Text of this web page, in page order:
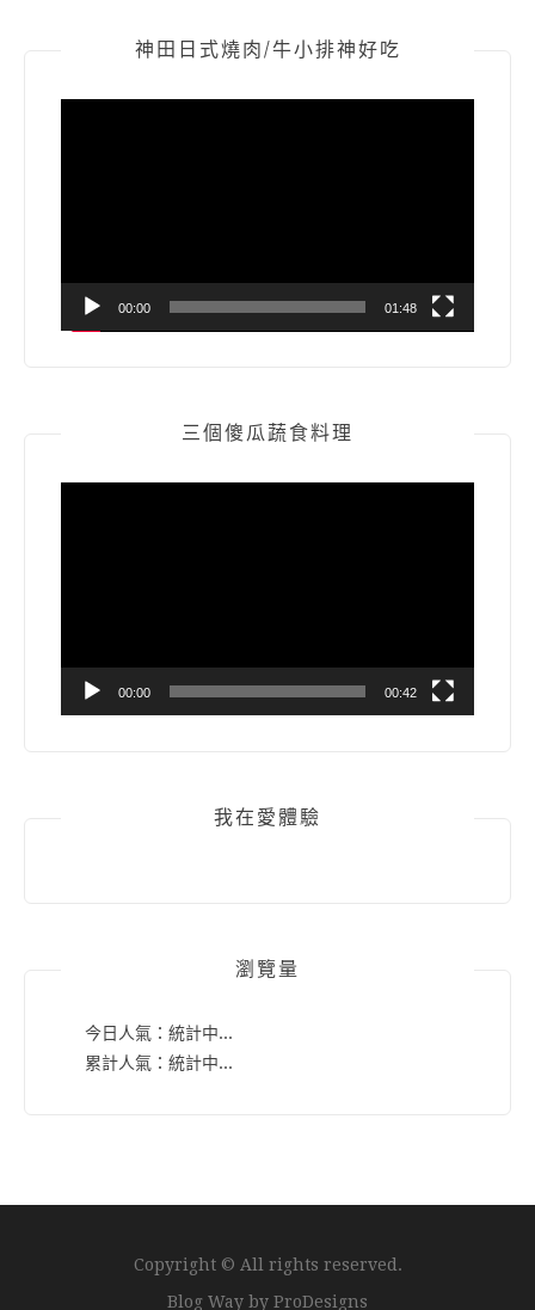
神田日式燒肉/牛小排神好吃
00:00 01:48
三個傻瓜蔬食料理
00:00 00:42
我在愛體驗
瀏覽量
今日人氣： 統計中...
累計人氣： 統計中...
Copyright © All rights reserved.
Blog Way by ProDesigns